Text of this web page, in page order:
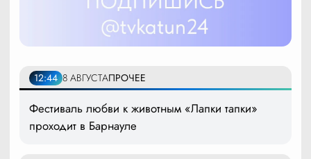
12:44 8 АВГУСТАПРОЧЕЕ
Фестиваль любви к животным «Лапки тапки»
проходит в Барнауле